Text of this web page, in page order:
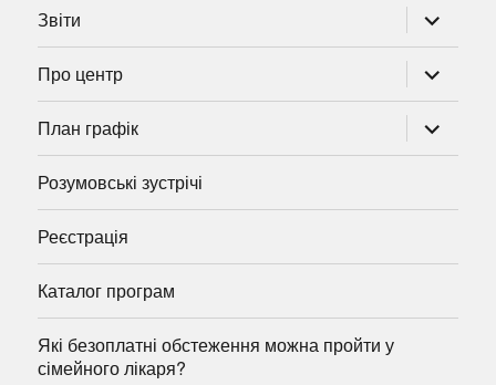
Звіти
підменю
Про центр
підменю
План графік
підменю
Розумовські зустрічі
Реєстрація
Каталог програм
Які безоплатні обстеження можна пройти у
сімейного лікаря?